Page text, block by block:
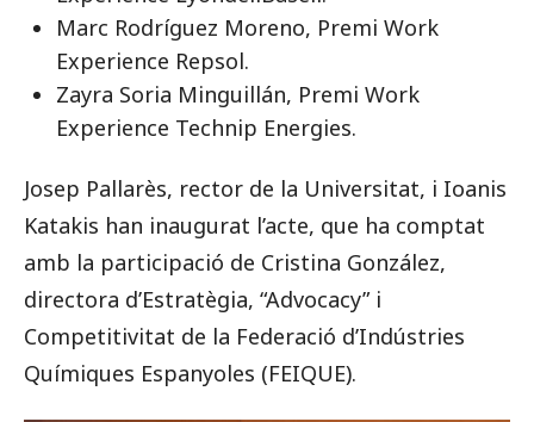
Marc Rodríguez Moreno, Premi Work
Experience Repsol.
Zayra Soria Minguillán, Premi Work
Experience Technip Energies.
Josep Pallarès, rector de la Universitat, i Ioanis
Katakis han inaugurat l’acte, que ha comptat
amb la participació de Cristina González,
directora d’Estratègia, “Advocacy” i
Competitivitat de la Federació d’Indústries
Químiques Espanyoles (FEIQUE).